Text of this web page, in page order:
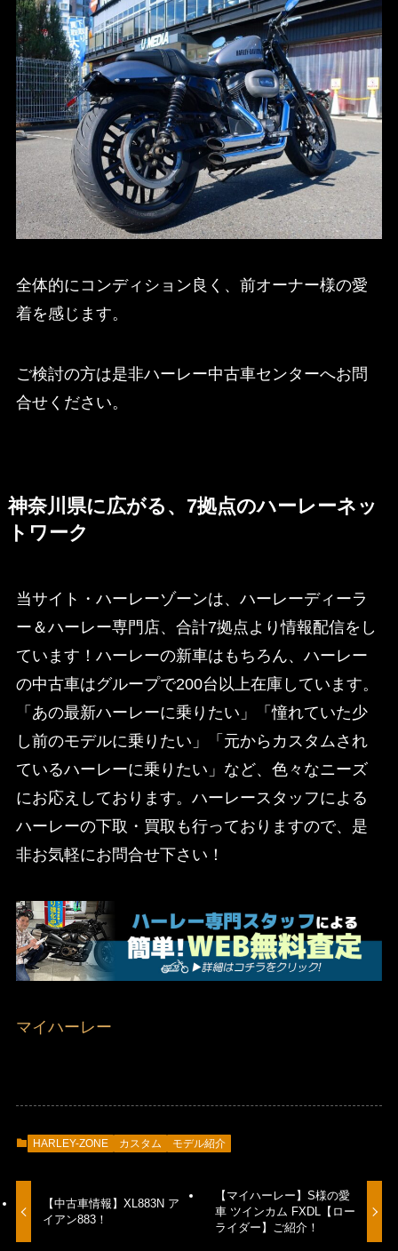
全体的にコンディション良く、前オーナー様の愛
着を感じます。
ご検討の方は是非ハーレー中古車センターへお問
合せください。
神奈川県に広がる、7拠点のハーレーネッ
トワーク
当サイト・ハーレーゾーンは、ハーレーディーラ
ー＆ハーレー専門店、合計7拠点より情報配信をし
ています！ハーレーの新車はもちろん、ハーレー
の中古車はグループで200台以上在庫しています。
「あの最新ハーレーに乗りたい」「憧れていた少
し前のモデルに乗りたい」「元からカスタムされ
ているハーレーに乗りたい」など、色々なニーズ
にお応えしております。ハーレースタッフによる
ハーレーの下取・買取も行っておりますので、是
非お気軽にお問合せ下さい！
マイハーレー
HARLEY-ZONE カスタム モデル紹介
【中古車情報】XL883N ア
イアン883！
【マイハーレー】S様の愛
車 ツインカム FXDL【ロー
ライダー】ご紹介！